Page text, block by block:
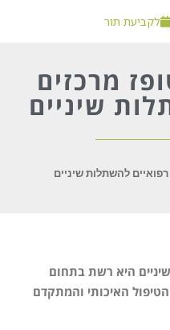
לקביעת תור
מרכזים
שיניים
להשתלות שיניים
היא רשת בתחום
האיכותי והמתקדם